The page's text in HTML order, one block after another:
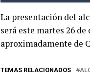
La presentación del
será este martes 26
aproximadamente de
TEMAS RELACIONADOS